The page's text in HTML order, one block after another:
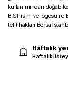
kullanımından
BIST isim ve logosu ile
telif hakları Borsa
Haftalık
Haftalık